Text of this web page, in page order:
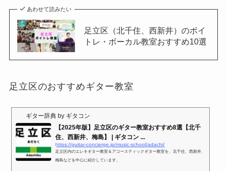
あわせて読みたい
足立区（北千住、西新井）のボイ
トレ・ボーカル教室おすすめ10選
足立区のおすすめギター教室
ギター辞典 by ギタコン
【2025年版】足立区のギター教室おすすめ8選【北千
住、西新井、梅島】 | ギタコン ...
https://guitar-concierge.jp/music-school/adachi/
足立区内のエレキギター教室＆アコースティックギター教室を、北千住、西新井、
梅島などを中心に紹介しています。